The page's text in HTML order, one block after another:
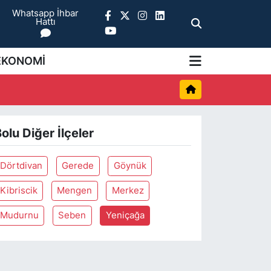
Whatsapp İhbar
Hattı
Diğer İlçeler
Dörtdivan Gerede Göynük
Kibriscik Mengen Merkez
Mudurnu Seben Yeniçağa